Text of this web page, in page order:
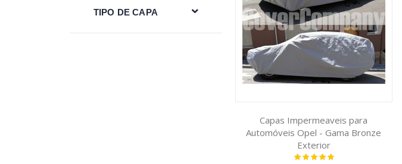
Capas Impermeaveis para
Automóveis Opel - Gama Bronze
Exterior
Classificação:
TIPO DE CAPA